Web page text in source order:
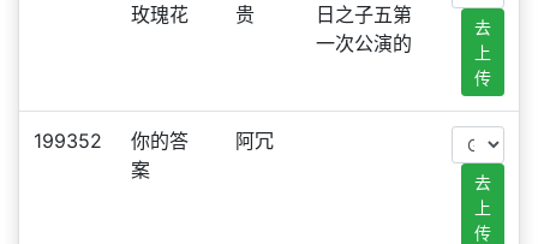
玫瑰花
贵
日之子五第
一次公演的
去
上
传
199352
你的答
案
阿冗
去
上
传